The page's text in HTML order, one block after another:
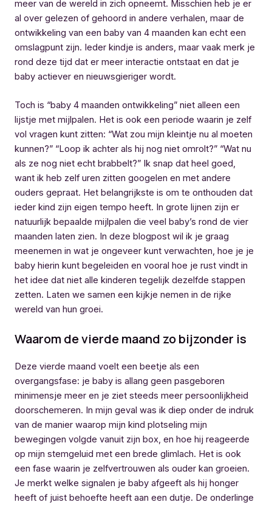
meer van de wereld in zich opneemt. Misschien heb je er
al over gelezen of gehoord in andere verhalen, maar de
ontwikkeling van een baby van 4 maanden kan echt een
omslagpunt zijn. Ieder kindje is anders, maar vaak merk je
rond deze tijd dat er meer interactie ontstaat en dat je
baby actiever en nieuwsgieriger wordt.
Toch is “baby 4 maanden ontwikkeling” niet alleen een
lijstje met mijlpalen. Het is ook een periode waarin je zelf
vol vragen kunt zitten: “Wat zou mijn kleintje nu al moeten
kunnen?” “Loop ik achter als hij nog niet omrolt?” “Wat nu
als ze nog niet echt brabbelt?” Ik snap dat heel goed,
want ik heb zelf uren zitten googelen en met andere
ouders gepraat. Het belangrijkste is om te onthouden dat
ieder kind zijn eigen tempo heeft. In grote lijnen zijn er
natuurlijk bepaalde mijlpalen die veel baby’s rond de vier
maanden laten zien. In deze blogpost wil ik je graag
meenemen in wat je ongeveer kunt verwachten, hoe je je
baby hierin kunt begeleiden en vooral hoe je rust vindt in
het idee dat niet alle kinderen tegelijk dezelfde stappen
zetten. Laten we samen een kijkje nemen in de rijke
wereld van hun groei.
Waarom de vierde maand zo bijzonder is
Deze vierde maand voelt een beetje als een
overgangsfase: je baby is allang geen pasgeboren
minimensje meer en je ziet steeds meer persoonlijkheid
doorschemeren. In mijn geval was ik diep onder de indruk
van de manier waarop mijn kind plotseling mijn
bewegingen volgde vanuit zijn box, en hoe hij reageerde
op mijn stemgeluid met een brede glimlach. Het is ook
een fase waarin je zelfvertrouwen als ouder kan groeien.
Je merkt welke signalen je baby afgeeft als hij honger
heeft of juist behoefte heeft aan een dutje. De onderlinge